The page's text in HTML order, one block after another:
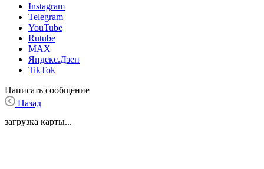
Instagram
Telegram
YouTube
Rutube
MAX
Яндекс.Дзен
TikTok
Написать сообщение
Назад
загрузка карты...